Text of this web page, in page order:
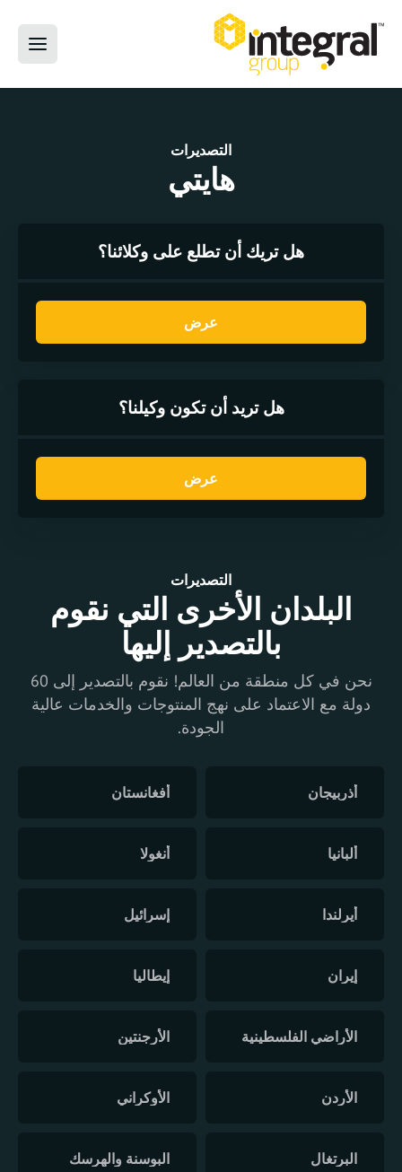
التصديرات
هايتي
هل تريك أن تطلع على وكلائنا؟
عرض
هل تريد أن تكون وكيلنا؟
عرض
التصديرات
البلدان الأخرى التي نقوم
بالتصدير إليها
نحن في كل منطقة من العالم! نقوم بالتصدير إلى 60
دولة مع الاعتماد على نهج المنتوجات والخدمات عالية
الجودة.
أذربيجان أفغانستان
ألبانيا أنغولا
أيرلندا إسرائيل
إيران إيطاليا
الأراضي الفلسطينية الأرجنتين
الأردن الأوكراني
البرتغال البوسنة والهرسك